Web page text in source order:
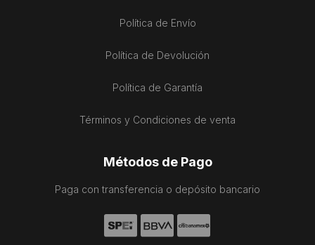
Política de Envío
Política de Devolución
Política de Garantía
Términos y Condiciones de venta
Métodos de Pago
Paga con transferencia o depósito bancario